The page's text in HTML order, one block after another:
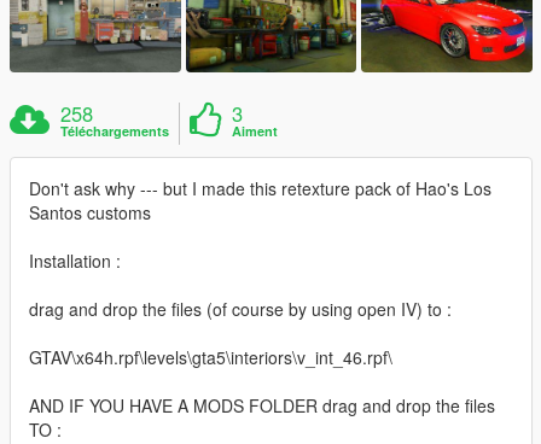
258
Téléchargements
3
Aiment
Don't ask why --- but I made this retexture pack of Hao's Los
Santos customs
Installation :
drag and drop the files (of course by using open IV) to :
GTAV\x64h.rpf\levels\gta5\interiors\v_int_46.rpf\
AND IF YOU HAVE A MODS FOLDER drag and drop the files
TO :